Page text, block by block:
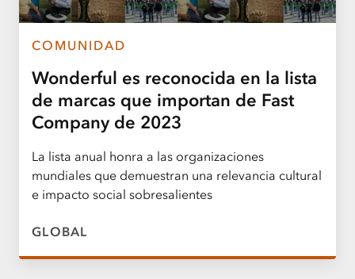
COMUNIDAD
Wonderful es reconocida en la lista
de marcas que importan de Fast
Company de 2023
La lista anual honra a las organizaciones
mundiales que demuestran una relevancia cultural
e impacto social sobresalientes
GLOBAL